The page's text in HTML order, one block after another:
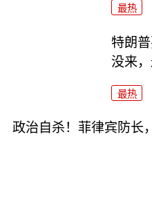
最热
特朗
没来
最热
政治自杀！菲律宾防长